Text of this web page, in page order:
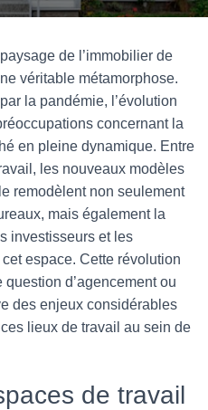
de l’immobilier de
véritable métamorphose.
la pandémie, l’évolution
concernant la
en pleine dynamique. Entre
les nouveaux modèles
remodèlent non seulement
mais également la
investisseurs et les
espace. Cette révolution
d’agencement ou
des enjeux considérables
lieux de travail au sein de
de travail